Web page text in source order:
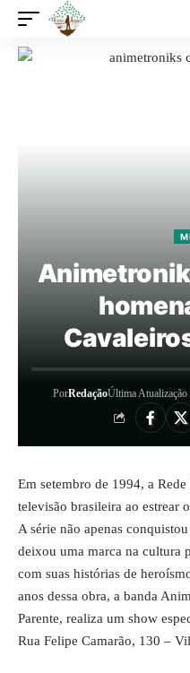
PorRedaçãoÚltima Atualização
Em setembro de 1994, a
televisão brasileira ao estrear
A série não apenas
deixou uma marca na cultura
com suas histórias de
anos dessa obra, a banda
Parente, realiza um show
Rua Felipe Camarão, 130 –